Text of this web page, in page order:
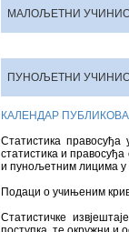
МАЛОЉЕТНИ
ПУНОЉЕТНИ
КАЛЕНДАР
Статистика правосуђа
статистика и
и пунољетним лицима у
Подаци о учињеним
Статистичке